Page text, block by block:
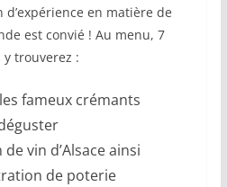
en matière de
est convié ! Au menu, 7
trouverez :
fameux crémants
vin d’Alsace ainsi
de poterie